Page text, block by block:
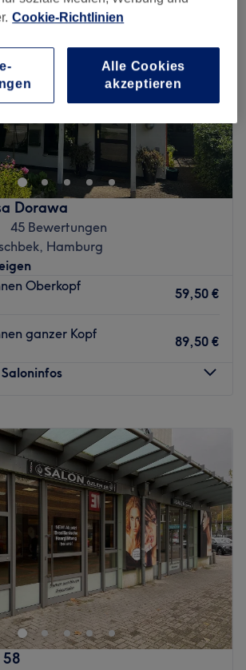
Dorawa
45 Bewertungen
Hamburg
Oberkopf
59,50 €
ganzer Kopf
89,50 €
10:00
10:00–18:00
10:00–18:00
10:00– 18:00
10:00 – 18:00
Geschlossen
Können arbeitet im Salon Vanessa
Neugraben-Fischbek ein
dir neue Haarschnitte, Haarfarben
verpasst. Bei dem
ist für jeden etwas dabei.
58
Cookie-Richtlinien
Alle Cookies
akzeptieren